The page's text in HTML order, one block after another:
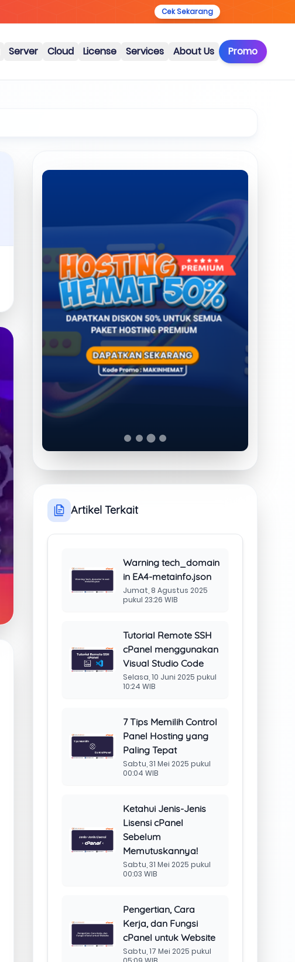
Cek Sekarang
Server Cloud License Services About Us Promo
Artikel Terkait
Warning tech_domain
in EA4-metainfo.json
Jumat, 8 Agustus 2025
pukul 23:26 WIB
Tutorial Remote SSH
cPanel menggunakan
Visual Studio Code
7 Tips Memilih Control
Panel Hosting yang
Paling Tepat
Sabtu, 31 Mei 2025 pukul
Memutuskannya!
Sabtu, 31 Mei 2025 pukul
00:03 WIB
Kerja, dan Fungsi
cPanel untuk Website
Sabtu, 17 Mei 2025 pukul
05:09 WIB